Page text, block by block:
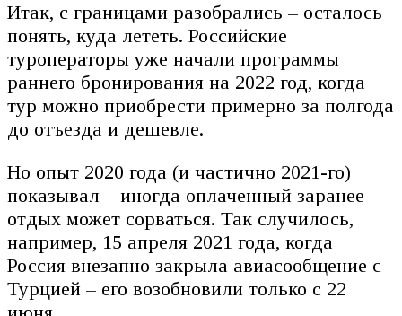
Итак, с границами разобрались – осталось
понять, куда лететь. Российские
туроператоры уже начали программы
раннего бронирования на 2022 год, когда
тур можно приобрести примерно за полгода
до отъезда и дешевле.
Но опыт 2020 года (и частично 2021-го)
показывал – иногда оплаченный заранее
отдых может сорваться. Так случилось,
например, 15 апреля 2021 года, когда
Россия внезапно закрыла авиасообщение с
Турцией – его возобновили только с 22